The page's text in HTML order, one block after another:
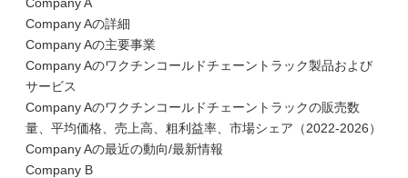
Company Aの詳細
Company Aの主要事業
Company Aのワクチンコールドチェーントラック製品および
サービス
Company Aのワクチンコールドチェーントラックの販売数
量、平均価格、売上高、粗利益率、市場シェア（2022-2026）
Company Aの最近の動向/最新情報
Company B